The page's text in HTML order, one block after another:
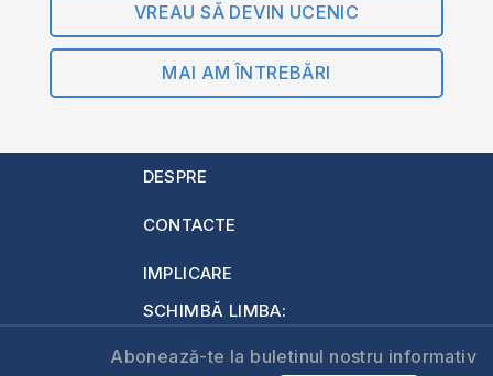
VREAU SĂ DEVIN UCENIC
MAI AM ÎNTREBĂRI
DESPRE
CONTACTE
IMPLICARE
SCHIMBĂ LIMBA:
Abonează-te la buletinul nostru informativ